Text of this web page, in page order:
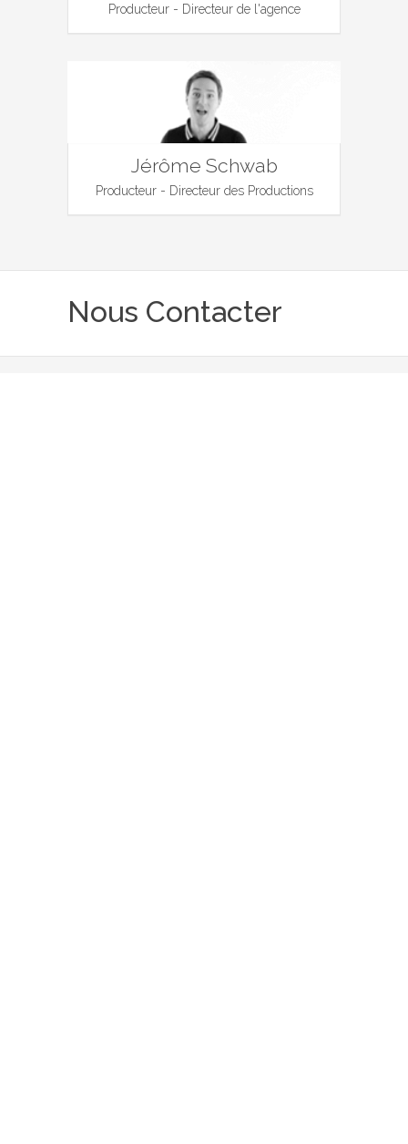
Producteur - Directeur de l'agence
Jérôme Schwab
Producteur - Directeur des Productions
Nous Contacter